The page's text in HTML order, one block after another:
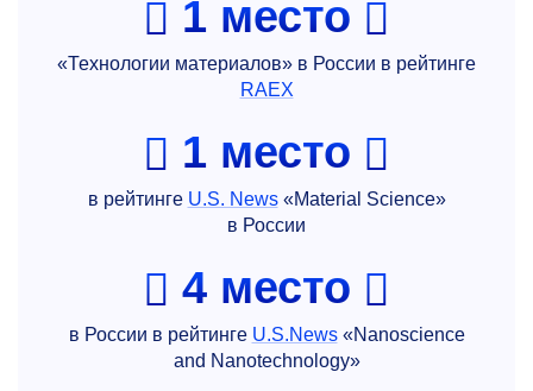
1 место
«Технологии материалов» в России в рейтинге
RAEX
1 место
в рейтинге U.S. News«Material Science»
в России
4 место
в России в рейтинге U.S.News«Nanoscience
and Nanotechnology»